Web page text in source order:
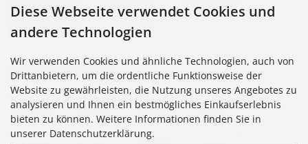
Zahlungsarten
Diese Webseite verwendet Cookies und
andere Technologien
Wir verwenden Cookies und ähnliche Technologien, auch von
Drittanbietern, um die ordentliche Funktionsweise der
Website zu gewährleisten, die Nutzung unseres Angebotes zu
analysieren und Ihnen ein bestmögliches Einkaufserlebnis
bieten zu können. Weitere Informationen finden Sie in
unserer Datenschutzerklärung.